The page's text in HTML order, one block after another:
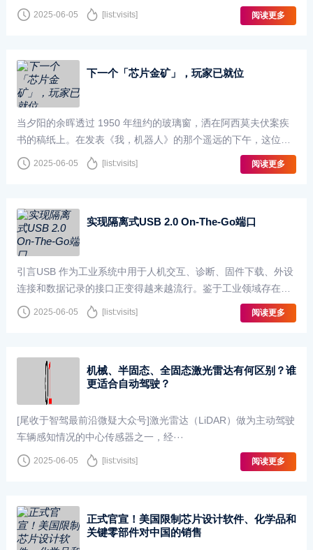
rks公司携手合作，为最严苛的工业环境提供Wi-Fi HaLow···
2025-06-05 [list:visits] 阅读更多
下一个「芯片金矿」，玩家已就位
当夕阳的余晖透过 1950 年纽约的玻璃窗，洒在阿西莫夫伏案疾
书的稿纸上。在发表《我，机器人》的那个遥远的下午，这位科
幻巨匠或许未曾料到，自己笔下那些拥有自我意识的机···
2025-06-05 [list:visits] 阅读更多
实现隔离式USB 2.0 On-The-Go端口
引言USB 作为工业系统中用于人机交互、诊断、固件下载、外设
连接和数据记录的接口正变得越来越流行。鉴于工业领域存在噪
声和恶劣瞬变，以及为了确保电气安全，系统设计人员···
2025-06-05 [list:visits] 阅读更多
机械、半固态、全固态激光雷达有何区别？谁
更适合自动驾驶？
[尾收于智驾最前沿微疑大众号]激光雷达（LiDAR）做为主动驾驶
车辆感知情况的中心传感器之一，经···
2025-06-05 [list:visits] 阅读更多
正式官宣！美国限制芯片设计软件、化学品和
关键零部件对中国的销售